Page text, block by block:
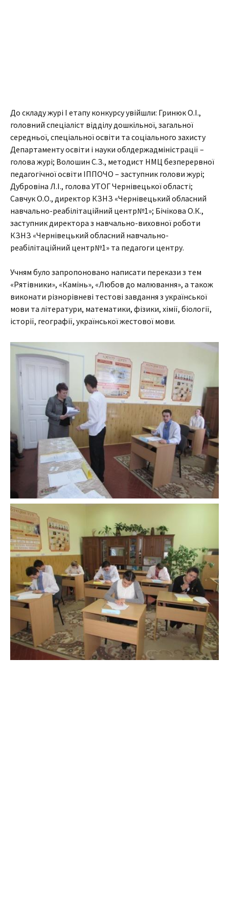
До складу журі І етапу конкурсу увійшли: Гринюк О.І.,
головний спеціаліст відділу дошкільної, загальної
середньої, спеціальної освіти та соціального захисту
Департаменту освіти і науки облдержадміністрації –
голова журі; Волошин С.З., методист НМЦ безперервної
педагогічної освіти ІППОЧО – заступник голови журі;
Дубровіна Л.І., голова УТОГ Чернівецької області;
Савчук О.О., директор КЗНЗ «Чернівецький обласний
навчально-реабілітаційний центр№1»; Бічікова О.К.,
заступник директора з навчально-виховної роботи
КЗНЗ «Чернівецький обласний навчально-
реабілітаційний центр№1» та педагоги центру.
Учням було запропоновано написати перекази з тем
«Рятівники», «Камінь», «Любов до малювання», а також
виконати різнорівневі тестові завдання з української
мови та літератури, математики, фізики, хімії, біології,
історії, географії, української жестової мови.